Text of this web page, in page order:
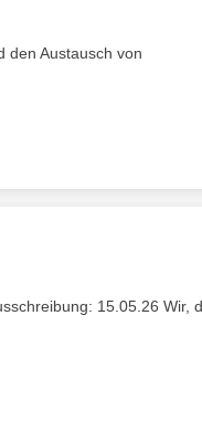
den Austausch von
15.05.26 Wir,